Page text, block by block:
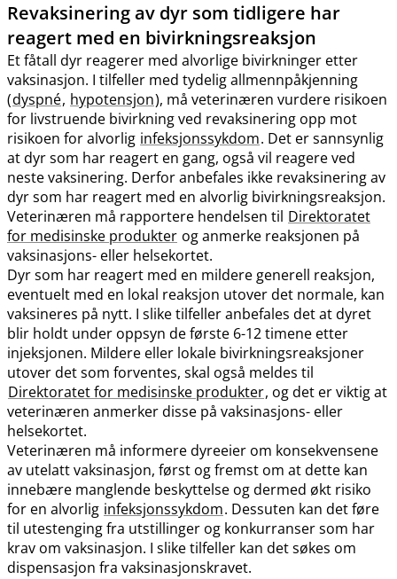
Revaksinering av dyr som tidligere har
reagert med en bivirkningsreaksjon
Et fåtall dyr reagerer med alvorlige bivirkninger etter
vaksinasjon. I tilfeller med tydelig allmennpåkjenning
(dyspné, hypotensjon), må veterinæren vurdere risikoen
for livstruende bivirkning ved revaksinering opp mot
risikoen for alvorlig infeksjonssykdom. Det er sannsynlig
at dyr som har reagert en gang, også vil reagere ved
neste vaksinering. Derfor anbefales ikke revaksinering av
dyr som har reagert med en alvorlig bivirkningsreaksjon.
Veterinæren må rapportere hendelsen til Direktoratet
for medisinske produkter og anmerke reaksjonen på
vaksinasjons- eller helsekortet.
Dyr som har reagert med en mildere generell reaksjon,
eventuelt med en lokal reaksjon utover det normale, kan
vaksineres på nytt. I slike tilfeller anbefales det at dyret
blir holdt under oppsyn de første 6-12 timene etter
injeksjonen. Mildere eller lokale bivirkningsreaksjoner
utover det som forventes, skal også meldes til
Direktoratet for medisinske produkter, og det er viktig at
veterinæren anmerker disse på vaksinasjons- eller
helsekortet.
Veterinæren må informere dyreeier om konsekvensene
av utelatt vaksinasjon, først og fremst om at dette kan
innebære manglende beskyttelse og dermed økt risiko
for en alvorlig infeksjonssykdom. Dessuten kan det føre
til utestenging fra utstillinger og konkurranser som har
krav om vaksinasjon. I slike tilfeller kan det søkes om
dispensasjon fra vaksinasjonskravet.